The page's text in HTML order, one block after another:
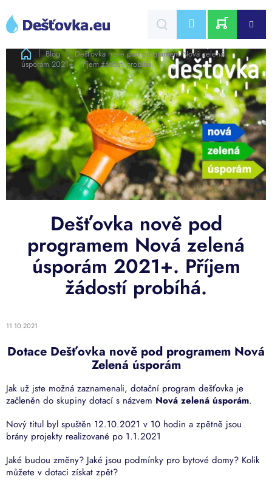
obsah
CZK
NÁKUPNÍ
KOŠÍK
DomůBlog
Dešťovka nově pod programem Nová zelená
úsporám 2021+. Příjem žádostí probíhá.
Dešťovka nově pod
programem Nová zelená
úsporám 2021+. Příjem
žádostí probíhá.
11.10.2021
Dotace Dešťovka nově pod programem Nová
Zelená úsporám
Jak už jste možná zaznamenali, dotační program dešťovka je
začleněn do skupiny dotací s názvem Nová zelená úsporám.
Nový titul byl spuštěn 12.10.2021 v 10 hodin a zpětně jsou
brány projekty realizované po 1.1.2021
Jaké budou změny? Jaké jsou podmínky pro bytové domy? Kolik
můžete v dotaci získat zpět?